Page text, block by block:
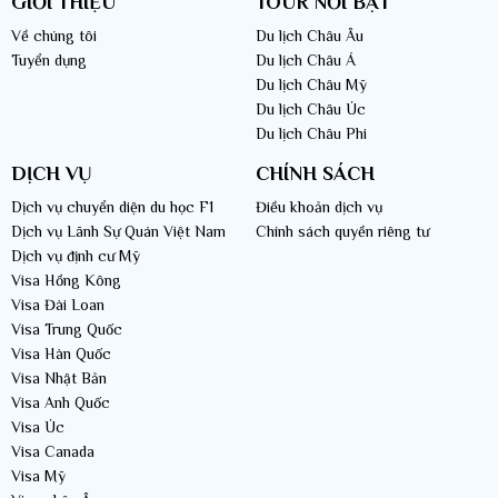
LVT Group chuyên Tour du lịch Peru giá tốt
>> Video giới thiệu Công ty Luxury Vietnam Travel chuyên Tour du lịch
Peru trọn gói
Về chúng tôi
Tuyển dụng
Du lịch Châu Âu
Du lịch Châu Á
Du lịch Châu Mỹ
Du lịch Châu Úc
Du lịch Châu Phi
DỊCH VỤ
Dịch vụ chuyển diện du học F1
Dịch vụ Lãnh Sự Quán Việt Nam
Dịch vụ định cư Mỹ
Visa Hồng Kông
Visa Đài Loan
Visa Trung Quốc
Visa Hàn Quốc
Visa Nhật Bản
Visa Anh Quốc
Visa Úc
Visa Canada
Visa Mỹ
CHÍNH SÁCH
Điều khoản dịch vụ
Chính sách quyền riêng tư